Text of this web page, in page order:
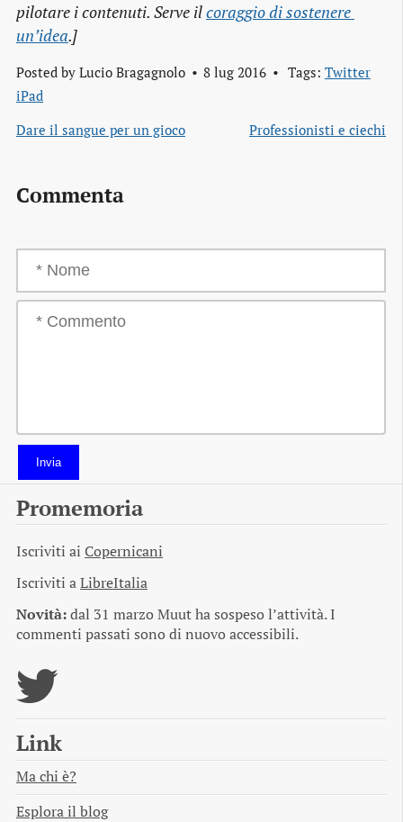
pilotare i contenuti. Serve ilcoraggio di sostenere
un’idea.]
Posted by Lucio Bragagnolo 8 lug 2016 Tags: Twitter
iPad
Dare il sangue per un gioco
Professionisti e ciechi
Commenta
Invia
Promemoria
Iscriviti ai Copernicani
Iscriviti aLibreItalia
Novità:dal 31 marzo Muut ha sospeso l’attività. I
commenti passati sono di nuovo accessibili.
Link
Ma chi è?
Esplora il blog